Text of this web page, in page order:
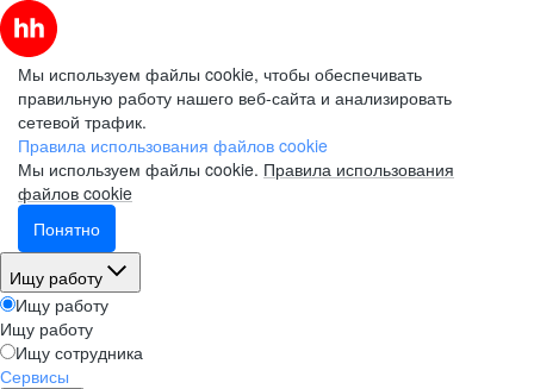
Мы используем файлы cookie, чтобы обеспечивать
правильную работу нашего веб-сайта и анализировать
сетевой трафик.
Правила использования файлов cookie
Мы используем файлы cookie. Правила использования
файлов cookie
Понятно
Ищу работу
Ищу работу
Ищу работу
Ищу сотрудника
Сервисы